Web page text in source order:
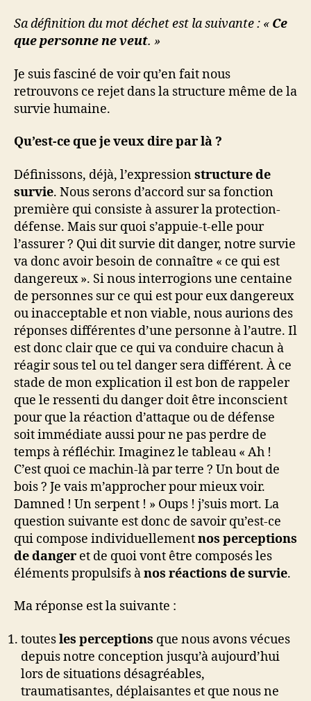
Sa définition du mot déchet est la suivante : « Ce
que personne ne veut. »
Je suis fasciné de voir qu’en fait nous
retrouvons ce rejet dans la structure même de la
survie humaine.
Qu’est-ce que je veux dire par là ?
Définissons, déjà, l’expressionstructure de
survie. Nous serons d’accord sur sa fonction
première qui consiste à assurer la protection-
défense. Mais sur quoi s’appuie-t-elle pour
l’assurer ? Qui dit survie dit danger, notre survie
va donc avoir besoin de connaître « ce qui est
dangereux ». Si nous interrogions une centaine
de personnes sur ce qui est pour eux dangereux
ou inacceptable et non viable, nous aurions des
réponses différentes d’une personne à l’autre. Il
est donc clair que ce qui va conduire chacun à
réagir sous tel ou tel danger sera différent. À ce
stade de mon explication il est bon de rappeler
que le ressenti du danger doit être inconscient
pour que la réaction d’attaque ou de défense
soit immédiate aussi pour ne pas perdre de
temps à réfléchir. Imaginez le tableau « Ah !
C’est quoi ce machin-là par terre ? Un bout de
bois ? Je vais m’approcher pour mieux voir.
Damned ! Un serpent ! » Oups ! j’suis mort. La
question suivante est donc de savoir qu’est-ce
qui compose individuellementnos perceptions
de danger et de quoi vont être composés les
éléments propulsifs ànos réactions de survie.
Ma réponse est la suivante :
toutesles perceptions que nous avons vécues
depuis notre conception jusqu’à aujourd’hui
lors de situations désagréables,
traumatisantes, déplaisantes et que nous ne